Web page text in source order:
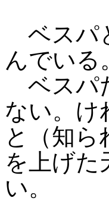
ベスパ
んでいる
ベスパ
ない。け
と（知
を上げた
い。